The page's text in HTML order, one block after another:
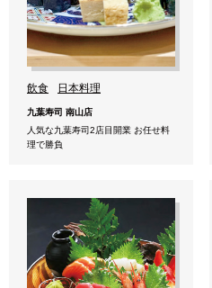
飲食 日本料理
九葉寿司 南山店
人気な九葉寿司2店目開業 お任せ料
理で勝負